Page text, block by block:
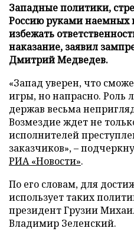
Западные политики,
Россию руками наемных
избежать
наказание, заявил
Дмитрий Медведев.
«Запад уверен, что
игры, но напрасно. Роль
держав весьма
Возмездие ждет не
исполнителей
заказчиков», –
РИА «Новости».
По его словам, для
использует таких
президент Грузии
Владимир Зеленский.